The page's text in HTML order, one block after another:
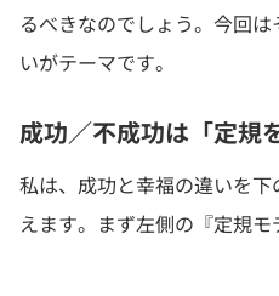
るべきなのでしょう。今回
いがテーマです。
成功／不成功は「定規
私は、成功と幸福の違いを
えます。まず左側の『定規モ